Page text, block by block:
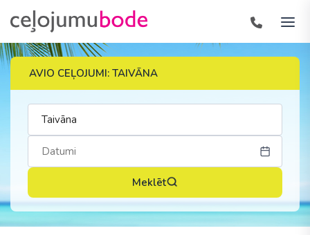
AVIO CEĻOJUMI: TAIVĀNA
Meklēt